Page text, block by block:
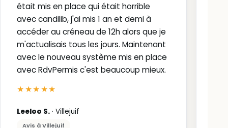
était mis en place qui était horrible
avec candilib, j'ai mis 1 an et demi à
accéder au créneau de 12h alors que je
m'actualisais tous les jours. Maintenant
avec le nouveau système mis en place
avec RdvPermis c'est beaucoup mieux.
★★★★★
Leeloo S. · Villejuif
Avis à Villejuif